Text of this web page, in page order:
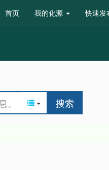
首页 我的化源 快速发
搜索